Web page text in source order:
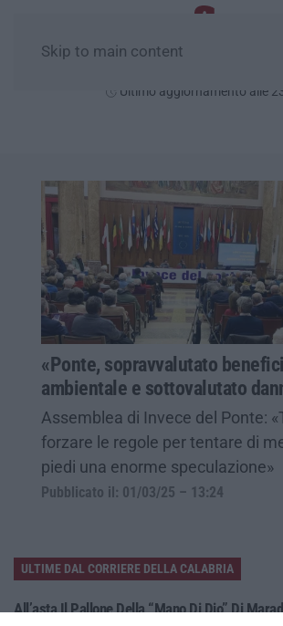
Skip to main content
Ultimo aggiornamento alle
«Ponte, sopravvalutato
ambientale e sottovalutato
Assemblea di Invece del Ponte:
forzare le regole per tentare di
piedi una enorme speculazione»
Pubblicato il: 01/03/25 – 13:24
ULTIME DAL CORRIERE DELLA CALABRIA
All’asta Il Pallone Della “mano Di Dio” Di